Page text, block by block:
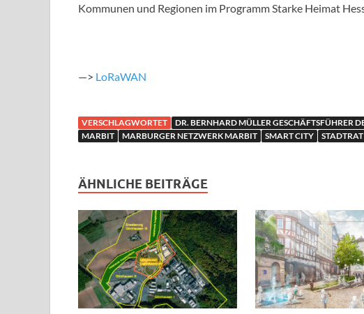
Kommunen und Regionen im Programm Starke Heimat
—> LoRaWAN
VERSCHLAGWORTET DR. BERNHARD MÜLLER GESCHÄFTSFÜHRER
MARBIT
MARBURGER NETZWERK MARBIT SMART CITY
ÄHNLICHE BEITRÄGE